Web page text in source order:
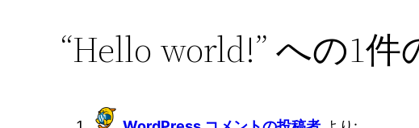
“Hello world!” への1